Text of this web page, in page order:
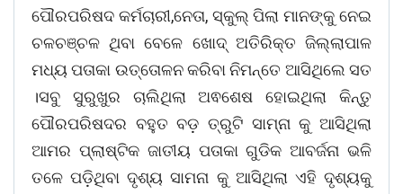
ପୌରପରିଷଦ କର୍ମଚାରୀ,ନେତା, ସ୍କୁଲ୍ ପିଲା ମାନଙ୍କୁ ନେଇ
ଚଳଚଞ୍ଚଳ ଥିବା ବେଳେ ଖୋଦ୍ ଅତିରିକ୍ତ ଜିଲ୍ଲାପାଳ
ମଧ୍ୟ ପତାକା ଉତ୍ତୋଳନ କରିବା ନିମନ୍ତେ ଆସିଥିଲେ ସତ
।ସବୁ ସୁରୁଖୁର ଚାଲିଥିଲା ଅଵଶେଷ ହୋଇଥିଲା କିନ୍ତୁ
ପୌରପରିଷଦର ବହୁତ ବଡ଼ ତ୍ରୁଟି ସାମ୍ନା କୁ ଆସିଥିଲା
ଆମର ପ୍ଲାଷ୍ଟିକ ଜାତୀୟ ପତାକା ଗୁଡିକ ଆବର୍ଜନା ଭଳି
ତଳେ ପଡ଼ିଥିବା ଦୃଶ୍ୟ ସାମନା କୁ ଆସିଥିଲା ଏହି ଦୃଶ୍ୟକୁ